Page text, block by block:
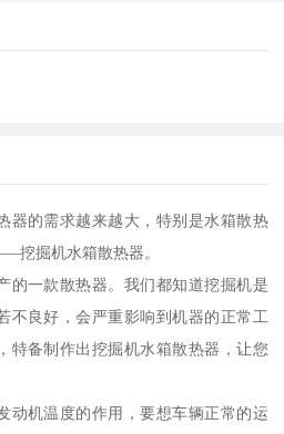
器的需求越来越大，特别是水箱散热
挖掘机水箱散热器。
的一款散热器。我们都知道挖掘机是
不良好，会严重影响到机器的正常工
特备制作出挖掘机水箱散热器，让您
动机温度的作用，要想车辆正常的运